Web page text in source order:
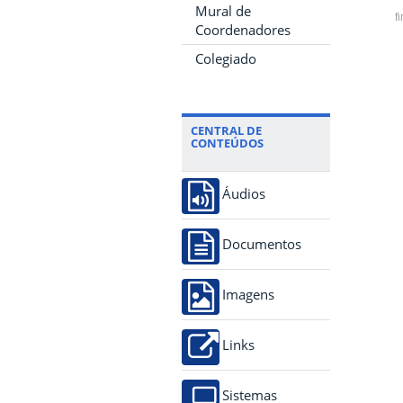
Mural de
Coordenadores
Colegiado
CENTRAL DE
CONTEÚDOS
Áudios
Documentos
Imagens
Links
Sistemas